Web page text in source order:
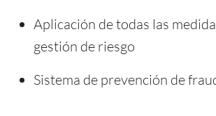
Aplicación de todas las
gestión de riesgo
Sistema de prevención de